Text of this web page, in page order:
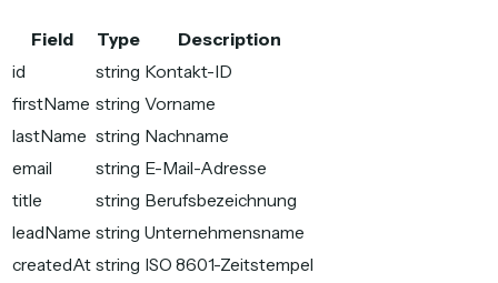
Field Type
Description
id
string Kontakt-ID
firstName string Vorname
lastName string Nachname
email
string E-Mail-Adresse
title
string Berufsbezeichnung
leadName string Unternehmensname
createdAt string ISO 8601-Zeitstempel